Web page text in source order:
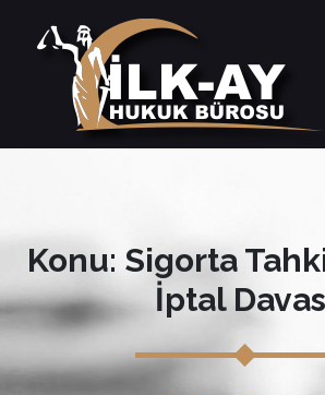
Konu: Sigorta
İptal